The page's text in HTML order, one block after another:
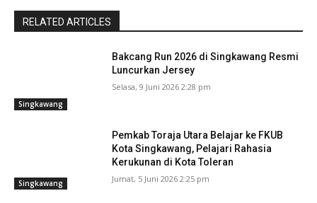
RELATED ARTICLES
Singkawang
Bakcang Run 2026 di Singkawang Resmi
Luncurkan Jersey
Selasa, 9 Juni 2026 2:28 pm
Singkawang
Pemkab Toraja Utara Belajar ke FKUB
Kota Singkawang, Pelajari Rahasia
Kerukunan di Kota Toleran
Jumat, 5 Juni 2026 2:25 pm